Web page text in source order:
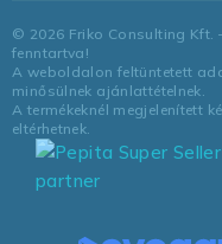
© 2026 Friko Consulting Kft.
fenntartva!
A weboldalon feltüntetett
minősülnek ajánlattételnek.
A termékeknél megjelenített
eltérhetnek.
partner